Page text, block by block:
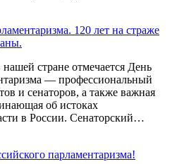
120 лет на страже
стране отмечается День
— профессиональный
и сенаторов, а также важная
об истоках
в России. Сенаторский…
парламентаризма!